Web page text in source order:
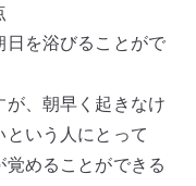
を浴びることがで
、朝早く起きなけ
いう人にとって
めることができる